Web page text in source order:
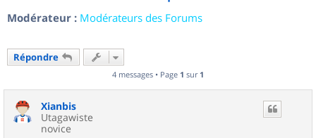
Modérateur : Modérateurs des Forums
Répondre
4 messages • Page 1 sur 1
Xianbis
Utagawiste
novice